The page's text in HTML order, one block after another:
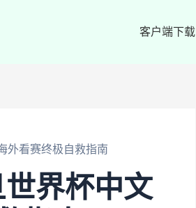
客户端下载
外看赛终极自救指南
界杯中文